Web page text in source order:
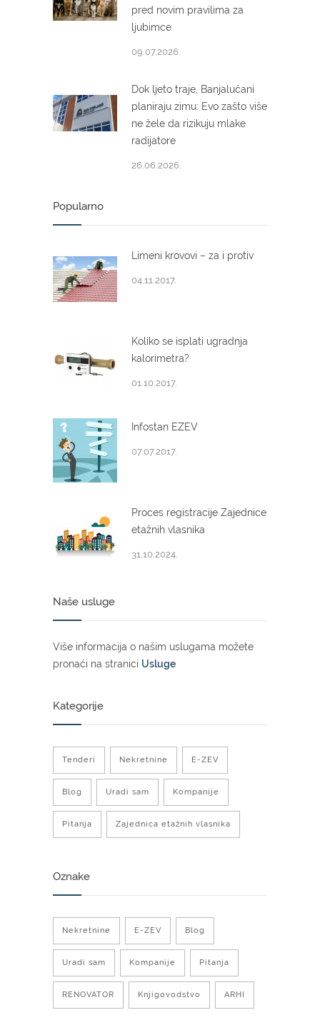
pred novim pravilima za
ljubimce
09.07.2026.
Dok ljeto traje, Banjalučani
planiraju zimu: Evo zašto više
ne žele da rizikuju mlake
radijatore
26.06.2026.
Popularno
Limeni krovovi – za i protiv
04.11.2017.
Koliko se isplati ugradnja
kalorimetra?
01.10.2017.
Infostan EZEV
07.07.2017.
Proces registracije Zajednice
etažnih vlasnika
31.10.2024.
Naše usluge
Više informacija o našim uslugama možete
pronaći na stranici Usluge
Kategorije
Tenderi Nekretnine E-ZEV
Blog Uradi sam Kompanije
Pitanja Zajednica etažnih vlasnika
Oznake
Nekretnine E-ZEV Blog
Uradi sam Kompanije Pitanja
RENOVATOR Knjigovodstvo ARHI